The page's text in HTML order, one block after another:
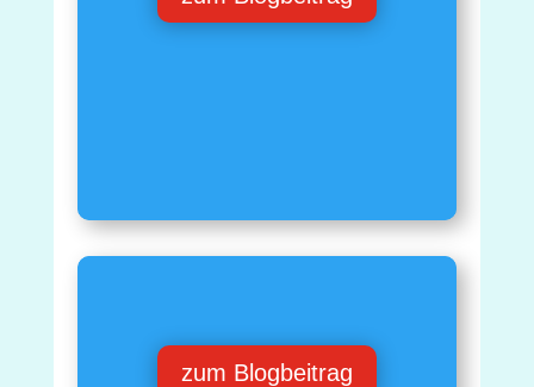
zum Blogbeitrag